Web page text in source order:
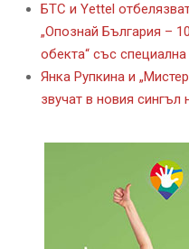
БТС и Yettel
„Опознай България –
обекта“ със
Янка Рупкина и
звучат в новия сингъл